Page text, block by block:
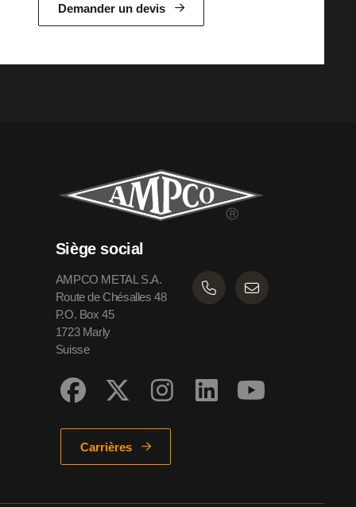
Demander un devis
Siège social
AMPCO METAL S.A.
Route de Chésalles 48
P.O. Box 45
1723 Marly
Suisse
Carrières